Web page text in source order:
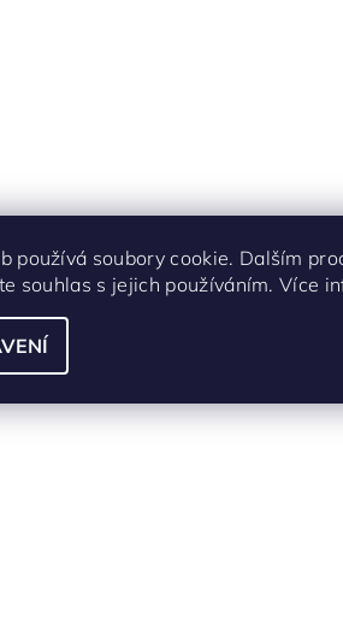
používá soubory cookie. Dalším
souhlas s jejich používáním. Více